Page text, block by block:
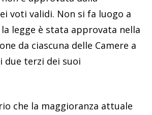
voti validi. Non si fa luogo a
legge è stata approvata nella
da ciascuna delle Camere a
due terzi dei suoi
che la maggioranza attuale